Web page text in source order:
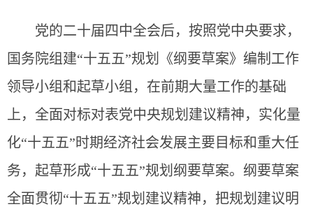
党的二十届四中全会后，按照党中央要求，
国务院组建“十五五”规划《纲要草案》编制工作
领导小组和起草小组，在前期大量工作的基础
上，全面对标对表党中央规划建议精神，实化量
化“十五五”时期经济社会发展主要目标和重大任
务，起草形成“十五五”规划纲要草案。纲要草案
全面贯彻“十五五”规划建议精神，把规划建议明